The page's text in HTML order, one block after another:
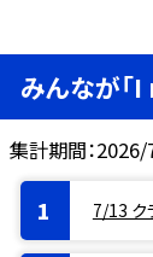
みんなが「I
集計期間：
7/13 ク